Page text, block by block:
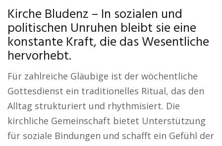
Kirche Bludenz – In sozialen und
politischen Unruhen bleibt sie eine
konstante Kraft, die das Wesentliche
hervorhebt.
Für zahlreiche Gläubige ist der wöchentliche
Gottesdienst ein traditionelles Ritual, das den
Alltag strukturiert und rhythmisiert. Die
kirchliche Gemeinschaft bietet Unterstützung
für soziale Bindungen und schafft ein Gefühl der